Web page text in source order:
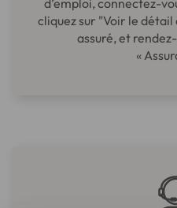
d’emploi, connectez-
cliquez sur "Voir le
assuré, et
«